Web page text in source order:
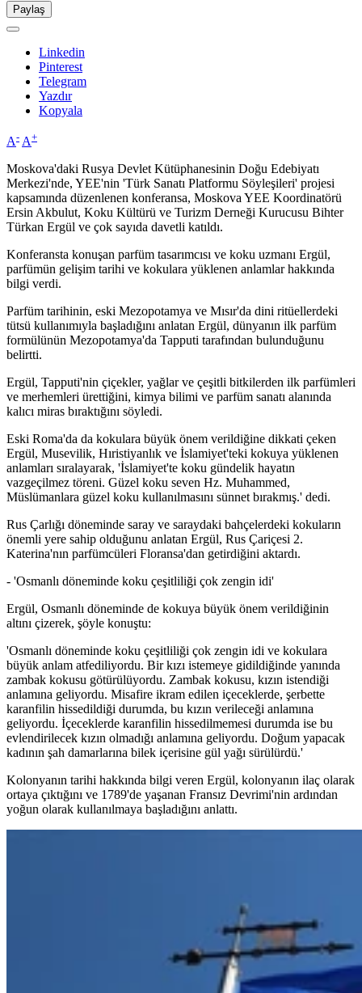
Paylaş
Linkedin
Pinterest
Telegram
Yazdır
Kopyala
A- A+
Moskova'daki Rusya Devlet Kütüphanesinin Doğu Edebiyatı
Merkezi'nde, YEE'nin 'Türk Sanatı Platformu Söyleşileri' projesi
kapsamında düzenlenen konferansa, Moskova YEE Koordinatörü
Ersin Akbulut, Koku Kültürü ve Turizm Derneği Kurucusu Bihter
Türkan Ergül ve çok sayıda davetli katıldı.
Konferansta konuşan parfüm tasarımcısı ve koku uzmanı Ergül,
parfümün gelişim tarihi ve kokulara yüklenen anlamlar hakkında
bilgi verdi.
Parfüm tarihinin, eski Mezopotamya ve Mısır'da dini ritüellerdeki
tütsü kullanımıyla başladığını anlatan Ergül, dünyanın ilk parfüm
formülünün Mezopotamya'da Tapputi tarafından bulunduğunu
belirtti.
Ergül, Tapputi'nin çiçekler, yağlar ve çeşitli bitkilerden ilk parfümleri
ve merhemleri ürettiğini, kimya bilimi ve parfüm sanatı alanında
kalıcı miras bıraktığını söyledi.
Eski Roma'da da kokulara büyük önem verildiğine dikkati çeken
Ergül, Musevilik, Hıristiyanlık ve İslamiyet'teki kokuya yüklenen
anlamları sıralayarak, 'İslamiyet'te koku gündelik hayatın
vazgeçilmez töreni. Güzel koku seven Hz. Muhammed,
Müslümanlara güzel koku kullanılmasını sünnet bırakmış.' dedi.
Rus Çarlığı döneminde saray ve saraydaki bahçelerdeki kokuların
önemli yere sahip olduğunu anlatan Ergül, Rus Çariçesi 2.
Katerina'nın parfümcüleri Floransa'dan getirdiğini aktardı.
- 'Osmanlı döneminde koku çeşitliliği çok zengin idi'
Ergül, Osmanlı döneminde de kokuya büyük önem verildiğinin
altını çizerek, şöyle konuştu:
'Osmanlı döneminde koku çeşitliliği çok zengin idi ve kokulara
büyük anlam atfediliyordu. Bir kızı istemeye gidildiğinde yanında
zambak kokusu götürülüyordu. Zambak kokusu, kızın istendiği
anlamına geliyordu. Misafire ikram edilen içeceklerde, şerbette
karanfilin hissedildiği durumda, bu kızın verileceği anlamına
geliyordu. İçeceklerde karanfilin hissedilmemesi durumda ise bu
evlendirilecek kızın olmadığı anlamına geliyordu. Doğum yapacak
kadının şah damarlarına bilek içerisine gül yağı sürülürdü.'
Kolonyanın tarihi hakkında bilgi veren Ergül, kolonyanın ilaç olarak
ortaya çıktığını ve 1789'de yaşanan Fransız Devrimi'nin ardından
yoğun olarak kullanılmaya başladığını anlattı.